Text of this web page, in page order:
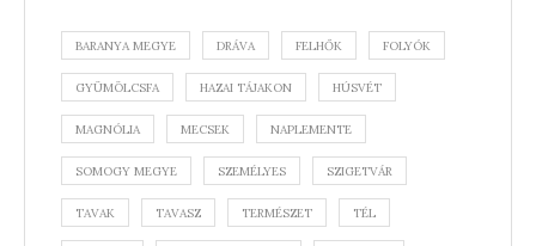
BARANYA MEGYE DRÁVA FELHŐK FOLYÓK
GYÜMÖLCSFA HAZAI TÁJAKON HÚSVÉT
MAGNÓLIA MECSEK NAPLEMENTE
SOMOGY MEGYE SZEMÉLYES SZIGETVÁR
TAVAK TAVASZ TERMÉSZET TÉL